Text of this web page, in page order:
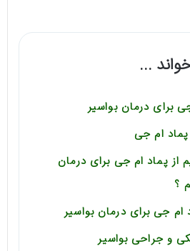
...
برای درمان بواسیر
ام جی
از پماد ام جی برای درمان
؟
ام جی برای درمان بواسیر
و جراحی بواسیر